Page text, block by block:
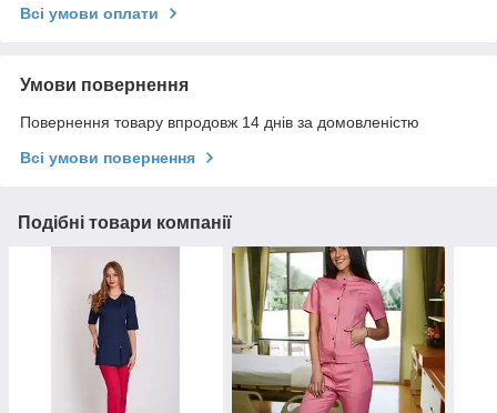
Всі умови оплати
Умови повернення
Повернення товару впродовж 14 днів за домовленістю
Всі умови повернення
Подібні товари компанії